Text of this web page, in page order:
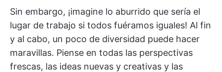
Sin embargo, ¡imagine lo aburrido que sería el
lugar de trabajo si todos fuéramos iguales! Al fin
y al cabo, un poco de diversidad puede hacer
maravillas. Piense en todas las perspectivas
frescas, las ideas nuevas y creativas y las